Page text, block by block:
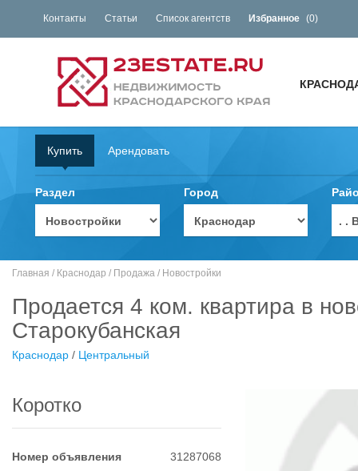
Контакты Статьи Список агентств Избранное (0)
Купить Арендовать
Раздел Город
. .
Главная / Краснодар / Продажа / Новостройки
Продается 4 ком. квартира в
Старокубанская
Краснодар / Центральный
Коротко
Номер объявления
31287068